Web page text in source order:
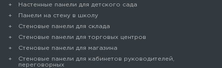
Настенные панели для детского сада
Панели на стену в школу
Стеновые панели для склада
Cтеновые панели для торговых центров
Стеновые панели для магазина
Стеновые панели для кабинетов руководителей,
переговорных